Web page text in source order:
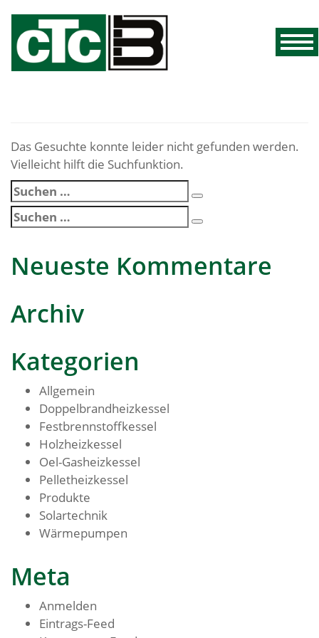
Das Gesuchte konnte leider nicht gefunden werden.
Vielleicht hilft die Suchfunktion.
Suchen
nach:
Suchen
nach:
Neueste Kommentare
Archiv
Kategorien
Allgemein
Doppelbrandheizkessel
Festbrennstoffkessel
Holzheizkessel
Oel-Gasheizkessel
Pelletheizkessel
Produkte
Solartechnik
Wärmepumpen
Meta
Anmelden
Eintrags-Feed